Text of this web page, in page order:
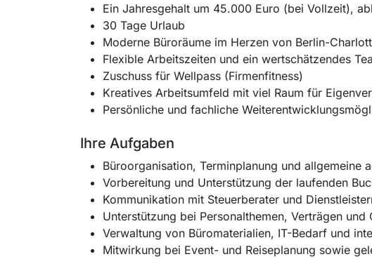
Ein Jahresgehalt um 45.000 Euro (bei Vollzeit),
30 Tage Urlaub
Moderne Büroräume im Herzen von Berlin-
Flexible Arbeitszeiten und ein wertschätzendes
Zuschuss für Wellpass (Firmenfitness)
Kreatives Arbeitsumfeld mit viel Raum für
Persönliche und fachliche
Ihre Aufgaben
Büroorganisation, Terminplanung und allgemeine
Vorbereitung und Unterstützung der laufenden
Kommunikation mit Steuerberater und
Unterstützung bei Personalthemen, Verträgen
Verwaltung von Büromaterialien, IT-Bedarf und
Mitwirkung bei Event- und Reiseplanung sowie